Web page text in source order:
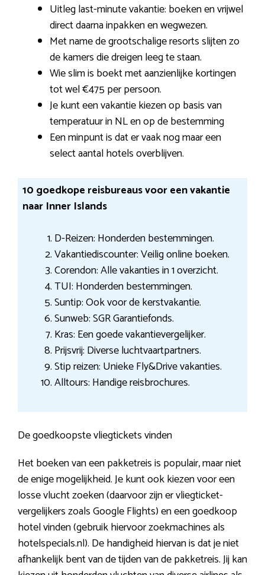
Uitleg last-minute vakantie: boeken en vrijwel
direct daarna inpakken en wegwezen.
Met name de grootschalige resorts slijten zo
de kamers die dreigen leeg te staan.
Wie slim is boekt met aanzienlijke kortingen
tot wel €475 per persoon.
Je kunt een vakantie kiezen op basis van
temperatuur in NL en op de bestemming
Een minpunt is dat er vaak nog maar een
select aantal hotels overblijven.
10 goedkope reisbureaus voor een vakantie
naar Inner Islands
D-Reizen: Honderden bestemmingen.
Vakantiediscounter: Veilig online boeken.
Corendon: Alle vakanties in 1 overzicht.
TUI: Honderden bestemmingen.
Suntip: Ook voor de kerstvakantie.
Sunweb: SGR Garantiefonds.
Kras: Een goede vakantievergelijker.
Prijsvrij: Diverse luchtvaartpartners.
Stip reizen: Unieke Fly&Drive vakanties.
Alltours: Handige reisbrochures.
De goedkoopste vliegtickets vinden
Het boeken van een pakketreis is populair, maar niet
de enige mogelijkheid. Je kunt ook kiezen voor een
losse vlucht zoeken (daarvoor zijn er vliegticket-
vergelijkers zoals Google Flights) en een goedkoop
hotel vinden (gebruik hiervoor zoekmachines als
hotelspecials.nl). De handigheid hiervan is dat je niet
afhankelijk bent van de tijden van de pakketreis. Jij kan